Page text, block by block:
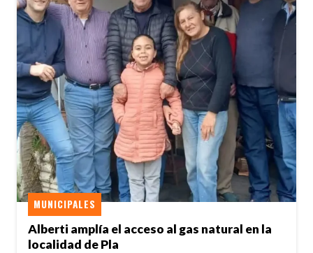
Alberti amplía el acceso al gas natural en la
localidad de Pla
MUNICIPALES